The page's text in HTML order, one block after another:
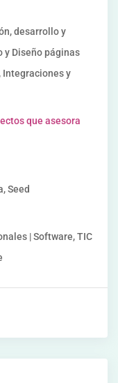
desarrollo y
y Diseño páginas
Integraciones y
que asesora
Seed
| Software, TIC